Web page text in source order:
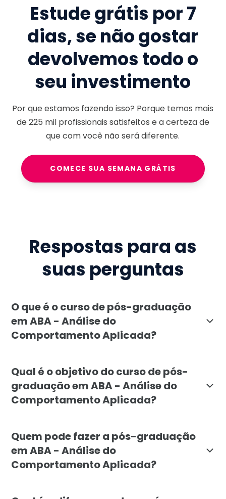
Estude grátis por 7
dias, se não gostar
devolvemos todo o
seu investimento
Por que estamos fazendo isso? Porque temos mais
de225 milprofissionais satisfeitos e a certeza de
que com você não será diferente.
COMECE SUA SEMANA GRÁTIS
Respostas para as
suas perguntas
O que é o curso de pós-graduação
em ABA - Análise do
Comportamento Aplicada?
Qual é o objetivo do curso de pós-
graduação em ABA - Análise do
Comportamento Aplicada?
Quem pode fazer a pós-graduação
em ABA - Análise do
Comportamento Aplicada?